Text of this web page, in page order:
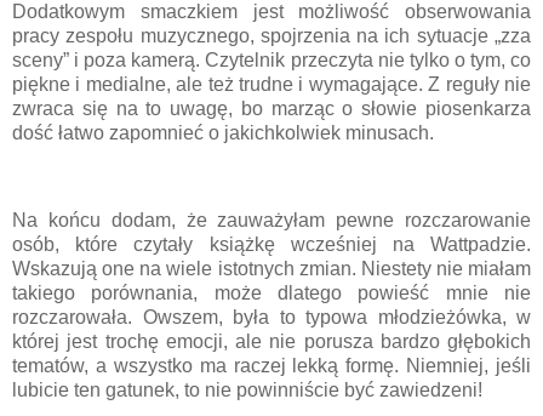
Dodatkowym smaczkiem jest możliwość obserwowania
pracy zespołu muzycznego, spojrzenia na ich sytuacje „zza
sceny” i poza kamerą. Czytelnik przeczyta nie tylko o tym, co
piękne i medialne, ale też trudne i wymagające. Z reguły nie
zwraca się na to uwagę, bo marząc o słowie piosenkarza
dość łatwo zapomnieć o jakichkolwiek minusach.
Na końcu dodam, że zauważyłam pewne rozczarowanie
osób, które czytały książkę wcześniej na Wattpadzie.
Wskazują one na wiele istotnych zmian. Niestety nie miałam
takiego porównania, może dlatego powieść mnie nie
rozczarowała. Owszem, była to typowa młodzieżówka, w
której jest trochę emocji, ale nie porusza bardzo głębokich
tematów, a wszystko ma raczej lekką formę. Niemniej, jeśli
lubicie ten gatunek, to nie powinniście być zawiedzeni!